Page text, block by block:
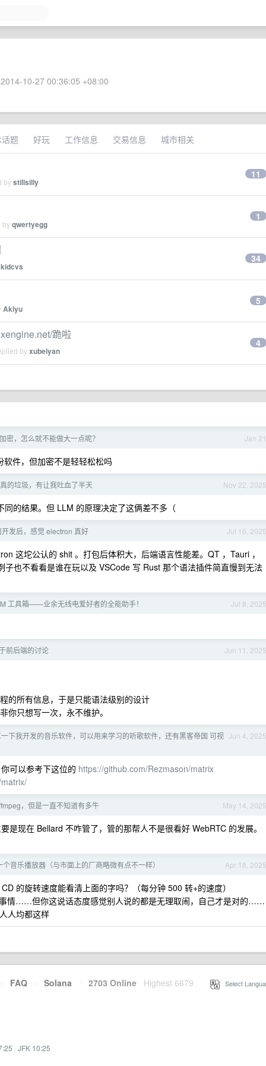
10-27 00:36:05 +08:00
题 好玩 工作信息 交易信息 城市相关
bystillsilly
11
byqwertyegg
1
kidcvs
34
Akiyu
5
跪啦
byxubeiyan
4
Jan 21
密，怎么就不能做大一点呢？
件，但加密不是轻轻松松吗
Nov 22, 2025
的垃圾，有让我吐血了半天
的结果。但 LLM 的原理决定了这俩差不多（
Jul 16, 2025
发后，感觉 electron 真好
这坨公认的 shit 。打包后体积大，后端语言性能差。QT ，Tauri ，
也不看看是谁在玩以及 VSCode 写 Rust 那个语法插件简直慢到无法
Jul 8, 2025
工具箱——业余无线电爱好者的全能助手！
Jun 11, 2025
前后端的讨论
的所有信息，于是只能语法级别的设计
你只想写一次，永不维护。
Jun 4, 2025
下我开发的音乐软件，可以用来学习的听歌软件，还有黑客帝国 可视
可以参考下这位的 https://github.com/Rezmason/matrix
May 14, 2025
，但是一直不知道有多牛
是现在 Bellard 不咋管了，管的那帮人不是很看好 WebRTC 的发展。
Apr 18, 2025
音乐播放器（与市面上的厂商略微有点不一样）
的旋转速度能看清上面的字吗？（每分钟 500 转+的速度）
情……但你这说话态度感觉别人说的都是无理取闹，自己才是对的……
人均都这样
· FAQ · Solana · 2703 Online Highest 6679 Select
· JFK 10:25